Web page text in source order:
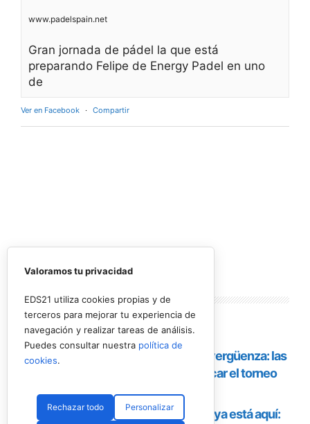
www.padelspain.net
Gran jornada de pádel la que está
preparando Felipe de Energy Padel en uno
de
Ver en Facebook · Compartir
Lo másleído
Valoramos tu privacidad
EDS21 utiliza cookies propias y de
terceros para mejorar tu experiencia de
navegación y realizar tareas de análisis.
Puedes consultar nuestra política de
cookies.
Rechazar todo Personalizar